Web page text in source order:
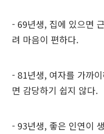
- 69년생, 집에 있으면
려 마음이 편하다.
- 81년생, 여자를 가까
면 감당하기 쉽지 않다.
- 93년생, 좋은 인연이